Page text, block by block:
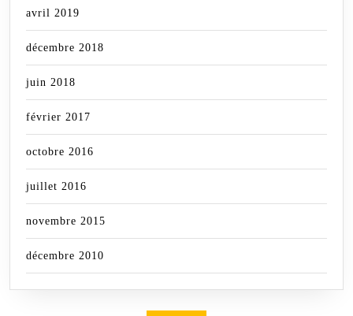
avril 2019
décembre 2018
juin 2018
février 2017
octobre 2016
juillet 2016
novembre 2015
décembre 2010